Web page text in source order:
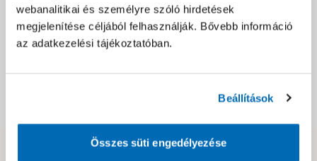
webanalitikai és személyre szóló hirdetések
megjelenítése céljából felhasználják. Bővebb információ
az adatkezelési tájékoztatóban.
Beállítások
Összes süti engedélyezése
Jótállás, szavatosság